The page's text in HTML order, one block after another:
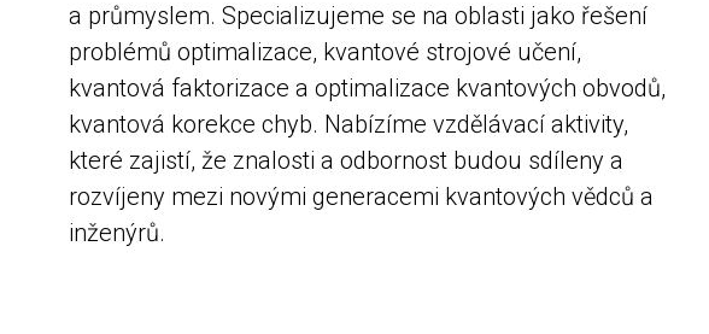
a průmyslem. Specializujeme se na oblasti jako řešení
problémů optimalizace, kvantové strojové učení,
kvantová faktorizace a optimalizace kvantových obvodů,
kvantová korekce chyb. Nabízíme vzdělávací aktivity,
které zajistí, že znalosti a odbornost budou sdíleny a
rozvíjeny mezi novými generacemi kvantových vědců a
inženýrů.